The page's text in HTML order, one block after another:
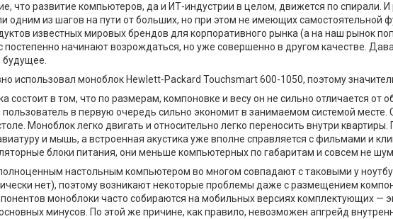
что развитие компьютеров, да и ИТ-индустрии в целом, движется по
одним из шагов на пути от больших, но при этом не имеющих самостоятельной
известных мировых брендов для корпоративного рынка (а на наш рынок
начинают возрождаться, но уже совершенно в другом качестве.
будущее.
использовал моноблок Hewlett-Packard Touchsmart 600-1050, поэтому
состоит в том, что по размерам, компоновке и весу он не сильно отличается
в первую очередь сильно экономит в занимаемом системой месте.
Моноблок легко двигать и относительно легко переносить внутри
и мышь, а встроенная акустика уже вполне справляется с фильмами и
блоки питания, они меньше компьютерных по габаритам и совсем не
настольным компьютером во многом совпадают с таковыми у
нет), поэтому возникают некоторые проблемы даже с размещением
моноблоки часто собираются на мобильных версиях комплектующих —
минусов. По этой же причине, как правило, невозможен апгрейд